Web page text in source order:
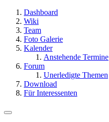
Dashboard
Wiki
Team
Foto Galerie
Kalender
Anstehende Termine
Forum
Unerledigte Themen
Download
Für Interessenten